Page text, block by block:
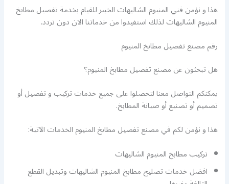
هذا و نؤمن فني المنيوم الشاليهات الخبير للقيام بخدمة تفصيل مطابخ
المنيوم الشاليهات لذلك استفيدوا من خدماتنا الان دون تردد.
رقم مصنع تفصيل مطابخ المنيوم
هل تبحثون عن مصنع تفصيل مطابخ المنيوم؟
يمكنكم التواصل معنا لتحصلوا على جميع خدمات تركيب و تفصيل أو
تصميم أو تصنيع أو صيانة المطابخ.
هذا و نؤمن لكم في مصنع تفصيل مطابخ المنيوم الخدمات الآتية:
تركيب مطابخ المنيوم الشاليهات
افضل خدمات تصليح مطابخ المنيوم الشاليهات وتبديل القطع